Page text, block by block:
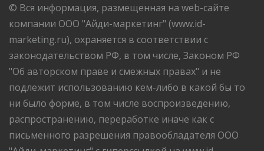
© Вся информация, размещенная на web-сайте
компании ООО "Айди-маркетинг" (www.id-
marketing.ru), охраняется в соответствии с
законодательством РФ, в том числе, Законом РФ
"Об авторском праве и смежных правах" и не
подлежит использованию кем-либо в какой бы то
ни было форме, в том числе воспроизведению,
распространению, переработке иначе как с
письменного разрешения правообладателя ООО